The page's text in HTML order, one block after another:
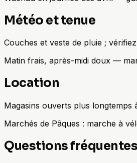
Météo et tenue
Couches et veste de pluie ;
Matin frais, après-midi doux —
Location
Magasins ouverts plus longtemps
Marchés de Pâques : marche à
Questions fréquentes